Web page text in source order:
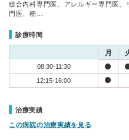
総合内科専門医、アレルギー専門医
門医、糖…
診療時間
月
08:30-11:30
12:15-16:00
治療実績
この病院の治療実績を見る